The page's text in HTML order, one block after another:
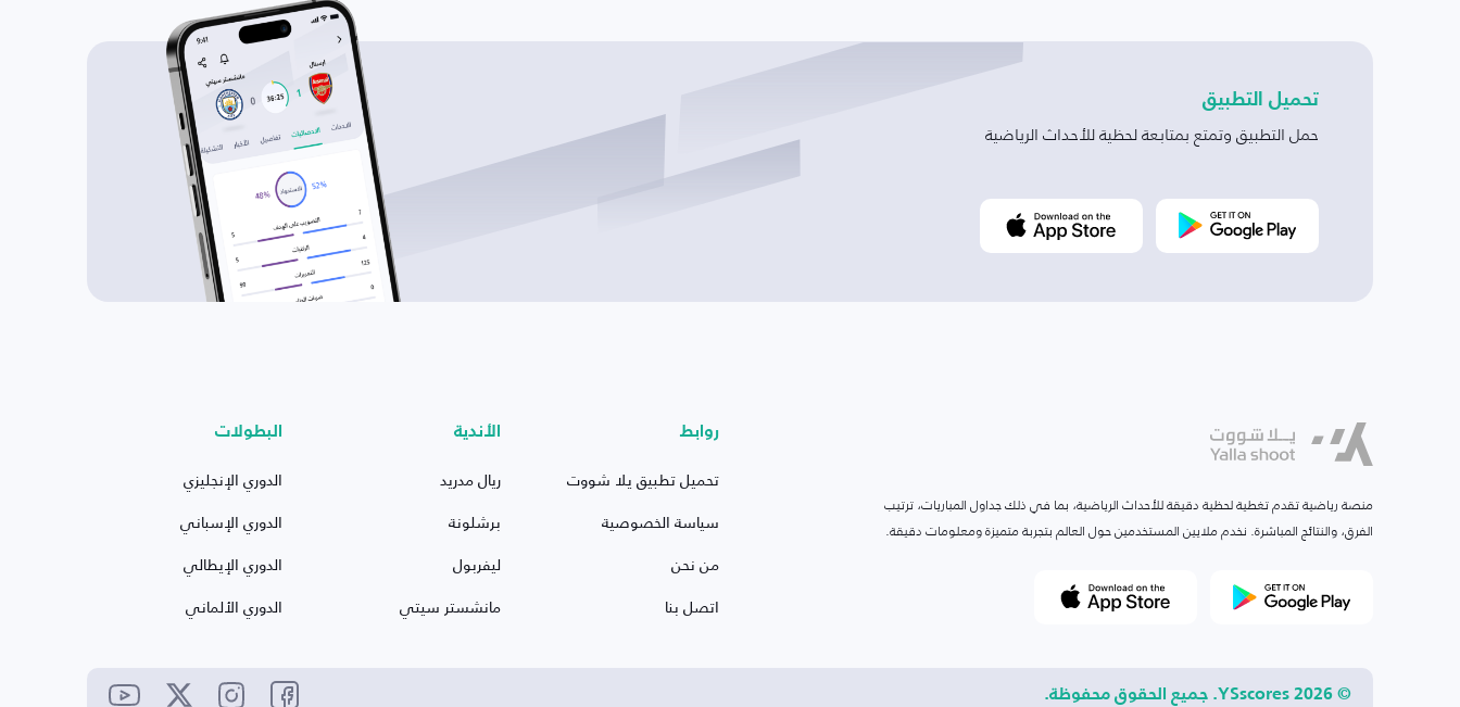
تحميل التطبيق
حمل التطبيق وتمتع بمتابعة لحظية للأحداث الرياضية
منصة رياضية تقدم تغطية لحظية دقيقة للأحداث الرياضية، بما في ذلك جداول المباريات، ترتيب
الفرق، والنتائج المباشرة. نخدم ملايين المستخدمين حول العالم بتجربة متميزة ومعلومات دقيقة.
روابط
تحميل تطبيق يلا شووت
سياسة الخصوصية
من نحن
اتصل بنا
الأندية
ريال مدريد
برشلونة
ليفربول
مانشستر سيتي
البطولات
الدوري الإنجليزي
الدوري الإسباني
الدوري الإيطالي
الدوري الألماني
© 2026 YSscores. جميع الحقوق محفوظة.